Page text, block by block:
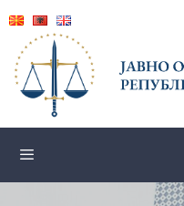
content